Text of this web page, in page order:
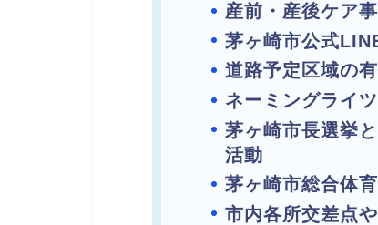
産前・産後ケア
茅ヶ崎市公式
道路予定区域の
ネーミングライ
茅ヶ崎市長選挙
活動
茅ヶ崎市総合体
市内各所交差点